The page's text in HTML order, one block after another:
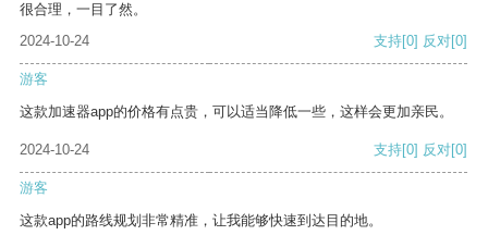
很合理，一目了然。
2024-10-24
支持[0] 反对[0]
游客
这款加速器app的价格有点贵，可以适当降低一些，这样会更加亲民。
2024-10-24 支持[0] 反对[0]
游客
这款app的路线规划非常精准，让我能够快速到达目的地。